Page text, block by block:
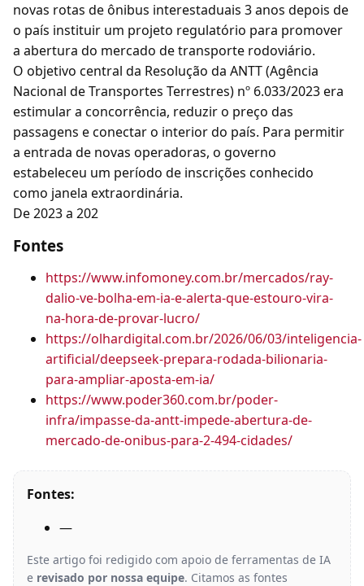
novas rotas de ônibus interestaduais 3 anos depois de
o país instituir um projeto regulatório para promover
a abertura do mercado de transporte rodoviário.
O objetivo central da Resolução da ANTT (Agência
Nacional de Transportes Terrestres) nº 6.033/2023 era
estimular a concorrência, reduzir o preço das
passagens e conectar o interior do país. Para permitir
a entrada de novas operadoras, o governo
estabeleceu um período de inscrições conhecido
como janela extraordinária.
De 2023 a 202
Fontes
https://www.infomoney.com.br/mercados/ray-
dalio-ve-bolha-em-ia-e-alerta-que-estouro-vira-
na-hora-de-provar-lucro/
https://olhardigital.com.br/2026/06/03/inteligencia-
artificial/deepseek-prepara-rodada-bilionaria-
para-ampliar-aposta-em-ia/
https://www.poder360.com.br/poder-
infra/impasse-da-antt-impede-abertura-de-
mercado-de-onibus-para-2-494-cidades/
Fontes:
—
Este artigo foi redigido com apoio de ferramentas de IA
e revisado por nossa equipe. Citamos as fontes